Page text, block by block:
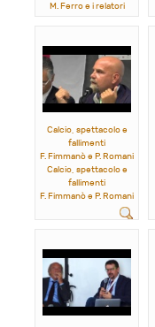
M. Ferro e i relatori
Calcio, spettacolo e
fallimenti
F. Fimmanò e P. Romani
Calcio, spettacolo e
fallimenti
F. Fimmanò e P. Romani